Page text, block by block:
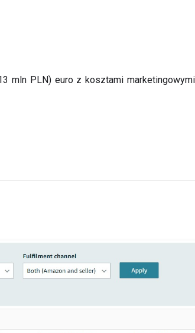
PLN) euro z kosztami